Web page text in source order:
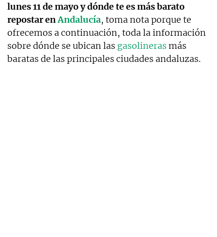
lunes 11 de mayo y dónde te es más barato
repostar enAndalucía, toma nota porque te
ofrecemos a continuación, toda la información
sobre dónde se ubican las gasolineras más
baratas de las principales ciudades andaluzas.